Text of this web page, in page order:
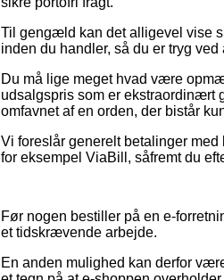
Til gengæld kan det alligevel vise
inden du handler, så du er tryg
Du må lige meget hvad være
udsalgspris som er ekstraordinært
omfavnet af en orden, der bistår
Vi foreslår generelt betalinger
for eksempel ViaBill, såfremt du
Før nogen bestiller på en e-
et tidskrævende arbejde.
En anden mulighed kan derfor